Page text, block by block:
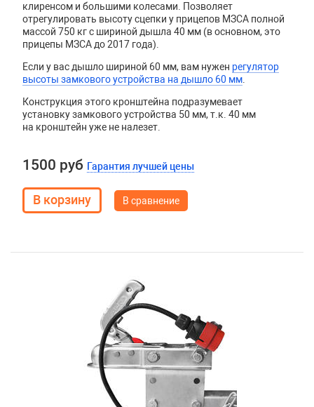
клиренсом и большими колесами. Позволяет
отрегулировать высоту сцепки у прицепов МЗСА полной
массой 750 кг с шириной дышла 40 мм (в основном, это
прицепы МЗСА до 2017 года).
Если у вас дышло шириной 60 мм, вам нужен регулятор
высоты замкового устройства на дышло 60 мм.
Конструкция этого кронштейна подразумевает
установку замкового устройства 50 мм, т.к. 40 мм
на кронштейн уже не налезет.
1500 руб Гарантия лучшей цены
В сравнение